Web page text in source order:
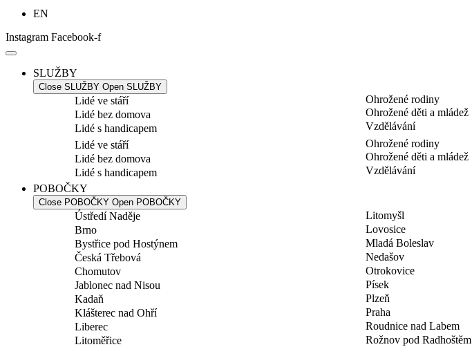
EN
Instagram Facebook-f
SLUŽBY
Close SLUŽBY Open SLUŽBY
Lidé ve stáří
Lidé bez domova
Lidé s handicapem
Ohrožené rodiny
Ohrožené děti a mládež
Vzdělávání
Lidé ve stáří
Lidé bez domova
Lidé s handicapem
Ohrožené rodiny
Ohrožené děti a mládež
Vzdělávání
POBOČKY
Close POBOČKY Open POBOČKY
Ústředí Naděje
Brno
Bystřice pod Hostýnem
Česká Třebová
Chomutov
Jablonec nad Nisou
Kadaň
Klášterec nad Ohří
Liberec
Litoměřice
Litomyšl
Lovosice
Mladá Boleslav
Nedašov
Otrokovice
Písek
Plzeň
Praha
Roudnice nad Labem
Rožnov pod Radhoštěm